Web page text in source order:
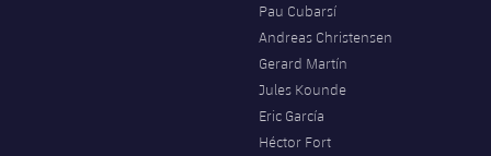
Pau Cubarsí
Andreas Christensen
Gerard Martín
Jules Kounde
Eric García
Héctor Fort